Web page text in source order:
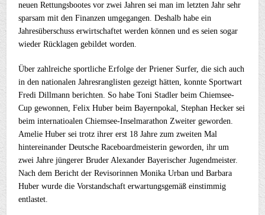
neuen Rettungsbootes vor zwei Jahren sei man im letzten Jahr sehr
sparsam mit den Finanzen umgegangen. Deshalb habe ein
Jahresüberschuss erwirtschaftet werden können und es seien sogar
wieder Rücklagen gebildet worden.
Über zahlreiche sportliche Erfolge der Priener Surfer, die sich auch
in den nationalen Jahresranglisten gezeigt hätten, konnte Sportwart
Fredi Dillmann berichten. So habe Toni Stadler beim Chiemsee-
Cup gewonnen, Felix Huber beim Bayernpokal, Stephan Hecker sei
beim internatioalen Chiemsee-Inselmarathon Zweiter geworden.
Amelie Huber sei trotz ihrer erst 18 Jahre zum zweiten Mal
hintereinander Deutsche Raceboardmeisterin geworden, ihr um
zwei Jahre jüngerer Bruder Alexander Bayerischer Jugendmeister.
Nach dem Bericht der Revisorinnen Monika Urban und Barbara
Huber wurde die Vorstandschaft erwartungsgemäß einstimmig
entlastet.